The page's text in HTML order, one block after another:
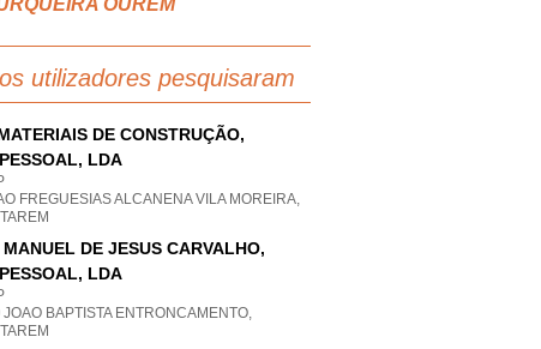
OUREM
utilizadores pesquisaram
DE CONSTRUÇÃO,
LDA
FREGUESIAS ALCANENA VILA MOREIRA,
MANUEL DE JESUS CARVALHO,
LDA
JOAO BAPTISTA ENTRONCAMENTO,